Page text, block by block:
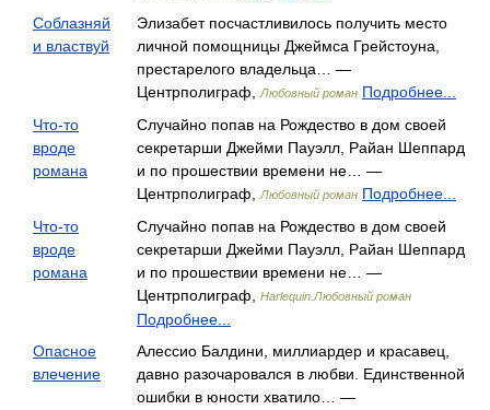
Соблазняй
и властвуй
Элизабет посчастливилось получить место
личной помощницы Джеймса Грейстоуна,
престарелого владельца… —
Центрполиграф,
Любовный роман Подробнее...
Что-то
вроде
романа
Случайно попав на Рождество в дом своей
секретарши Джейми Пауэлл, Райан Шеппард
и по прошествии времени не… —
Центрполиграф,
Любовный роман Подробнее...
Что-то
вроде
романа
Случайно попав на Рождество в дом своей
секретарши Джейми Пауэлл, Райан Шеппард
и по прошествии времени не… —
Центрполиграф,
Harlequin.Любовный роман
Подробнее...
Опасное
влечение
Алессио Балдини, миллиардер и красавец,
давно разочаровался в любви. Единственной
ошибки в юности хватило… —